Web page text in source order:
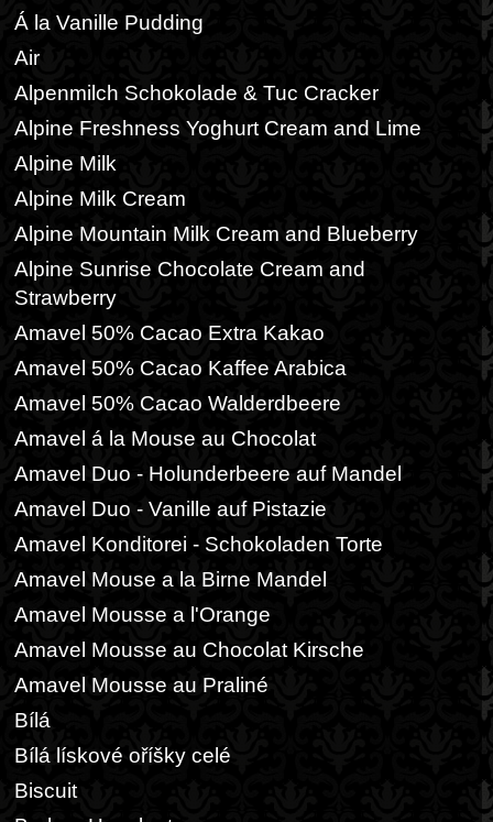
Á la Vanille Pudding
Air
Alpenmilch Schokolade & Tuc Cracker
Alpine Freshness Yoghurt Cream and Lime
Alpine Milk
Alpine Milk Cream
Alpine Mountain Milk Cream and Blueberry
Alpine Sunrise Chocolate Cream and
Strawberry
Amavel 50% Cacao Extra Kakao
Amavel 50% Cacao Kaffee Arabica
Amavel 50% Cacao Walderdbeere
Amavel á la Mouse au Chocolat
Amavel Duo - Holunderbeere auf Mandel
Amavel Duo - Vanille auf Pistazie
Amavel Konditorei - Schokoladen Torte
Amavel Mouse a la Birne Mandel
Amavel Mousse a l'Orange
Amavel Mousse au Chocolat Kirsche
Amavel Mousse au Praliné
Bílá
Bílá lískové oříšky celé
Biscuit